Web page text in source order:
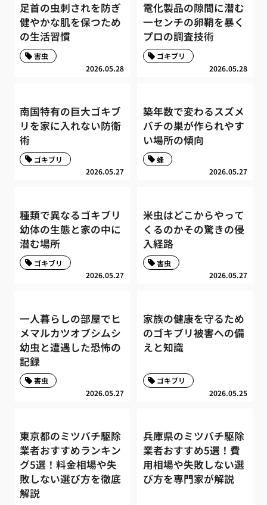
足首の虫刺されを防ぎ
健やかな肌を保つため
の生活習慣
2026.05.28
害虫
電化製品の隙間に潜む
一センチの卵鞘を暴く
プロの調査技術
2026.05.28
ゴキブリ
南国特有の巨大ゴキブ
リを家に入れない防衛
術
2026.05.27
ゴキブリ
築年数で変わるスズメ
バチの巣が作られやす
い場所の傾向
2026.05.27
蜂
種類で異なるゴキブリ
幼体の生態と家の中に
潜む場所
2026.05.27
ゴキブリ
米虫はどこからやって
くるのかその驚きの侵
入経路
2026.05.27
害虫
一人暮らしの部屋でヒ
メマルカツオブシムシ
幼虫と遭遇した恐怖の
記録
2026.05.27
害虫
家族の健康を守るため
のゴキブリ被害への備
えと知識
2026.05.25
ゴキブリ
東京都のミツバチ駆除
業者おすすめランキン
グ5選！料金相場や失
敗しない選び方を徹底
解説
兵庫県のミツバチ駆除
業者おすすめ5選！費
用相場や失敗しない選
び方を専門家が解説